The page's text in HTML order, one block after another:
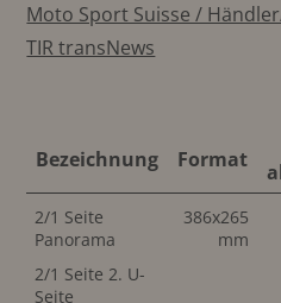
Moto Sport Suisse /
TIR transNews
Bezeichnung Format
2/1 Seite
Panorama
386x265
mm
2/1 Seite 2. U-
Seite